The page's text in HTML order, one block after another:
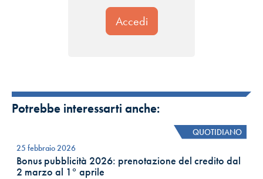
Potrebbe interessarti anche:
QUOTIDIANO
25 febbraio 2026
Bonus pubblicità 2026: prenotazione del credito dal
2 marzo al 1° aprile